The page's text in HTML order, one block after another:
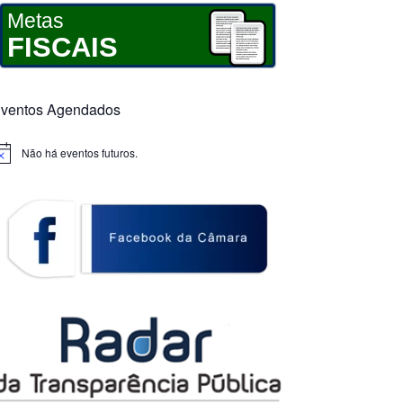
Metas
FISCAIS
Agendados
Não há eventos futuros.